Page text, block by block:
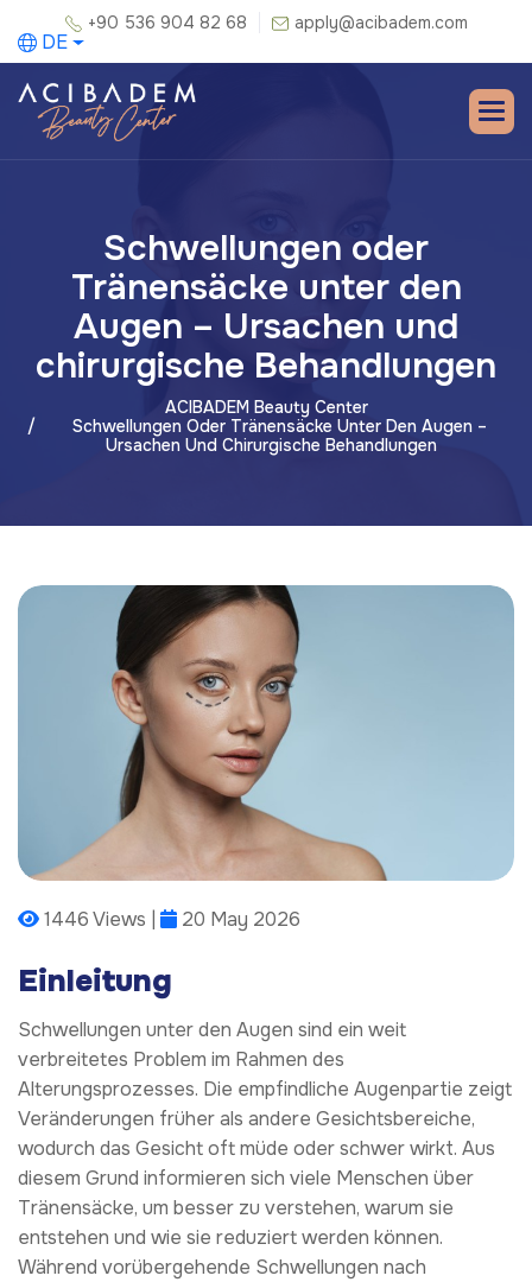
+90 536 904 82 68 apply@acibadem.com
DE
Schwellungen oder
Tränensäcke unter den
Augen – Ursachen und
chirurgische Behandlungen
ACIBADEM Beauty Center
Schwellungen Oder Tränensäcke Unter Den Augen –
Ursachen Und Chirurgische Behandlungen
1446 Views | 20 May 2026
Einleitung
Schwellungen unter den Augen sind ein weit
verbreitetes Problem im Rahmen des
Alterungsprozesses. Die empfindliche Augenpartie zeigt
Veränderungen früher als andere Gesichtsbereiche,
wodurch das Gesicht oft müde oder schwer wirkt. Aus
diesem Grund informieren sich viele Menschen über
Tränensäcke, um besser zu verstehen, warum sie
entstehen und wie sie reduziert werden können.
Während vorübergehende Schwellungen nach